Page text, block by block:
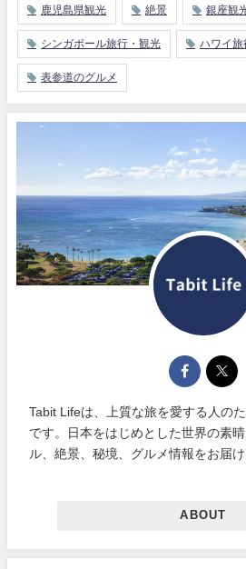
鹿児島県観光 絶景 銀座観
シンガポール旅行・観光 ハワイ旅
表参道のグルメ
Tabit Lifeは、上質な旅を愛する人の
です。日本をはじめとした世界の素
ル、絶景、秘境、グルメ情報をお届け
ABOUT